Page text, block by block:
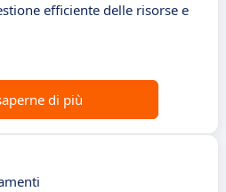
efficiente delle risorse e
di più